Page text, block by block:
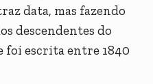
data, mas fazendo
descendentes do
foi escrita entre 1840